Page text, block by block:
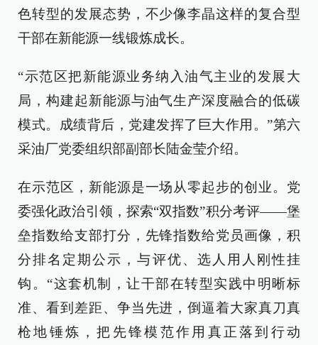
色转型的发展态势，不少像李晶这样的复合型
干部在新能源一线锻炼成长。
“示范区把新能源业务纳入油气主业的发展大
局，构建起新能源与油气生产深度融合的低碳
模式。成绩背后，党建发挥了巨大作用。”第六
采油厂党委组织部副部长陆金莹介绍。
在示范区，新能源是一场从零起步的创业。党
委强化政治引领，探索“双指数”积分考评——堡
垒指数给支部打分，先锋指数给党员画像，积
分排名定期公示，与评优、选人用人刚性挂
钩。“这套机制，让干部在转型实践中明晰标
准、看到差距、争当先进，倒逼着大家真刀真
枪地锤炼，把先锋模范作用真正落到行动